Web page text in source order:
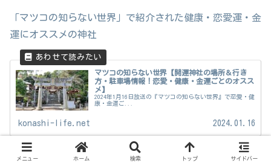
「マツコの知らない世界」で紹介された健康・恋愛運・金
運にオススメの神社
マツコの知らない世界【開運神社の場所＆行き
方・駐車場情報！恋愛・健康・金運ごとのオスス
メ】
2024年1月16日放送の『マツコの知らない世界』で恋愛・健
康・金運ご...
konashi-life.net 2024.01.16
メニュー ホーム 検索 トップ サイドバー